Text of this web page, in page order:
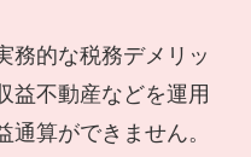
務的な税務デメリッ
益不動産などを運用
算ができません。